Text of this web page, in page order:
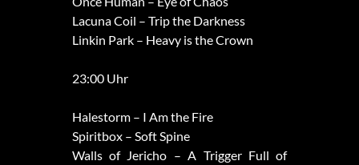
Lacuna Coil – Trip the Darkness
Linkin Park – Heavy is the Crown
23:00 Uhr
Halestorm – I Am the Fire
Spiritbox – Soft Spine
Walls of Jericho – A Trigger Full of